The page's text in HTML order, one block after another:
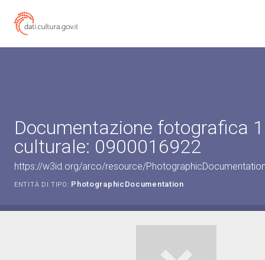
Documentazione fotografica
culturale: 0900016922
https://w3id.org/arco/resource/
ENTITÀ DI TIPO: PhotographicDocumentation